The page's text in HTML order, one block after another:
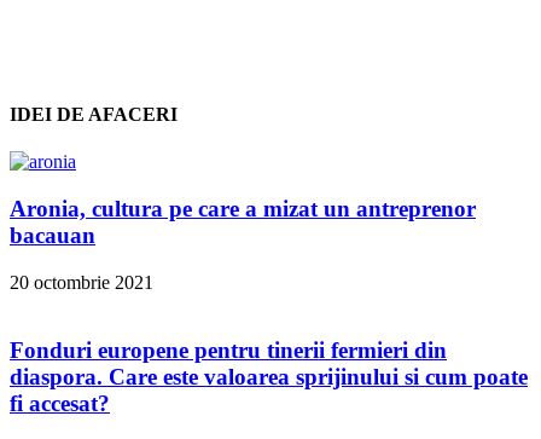
IDEI DE AFACERI
Aronia, cultura pe care a mizat un antreprenor
bacauan
20 octombrie 2021
Fonduri europene pentru tinerii fermieri din
diaspora. Care este valoarea sprijinului si cum poate
fi accesat?